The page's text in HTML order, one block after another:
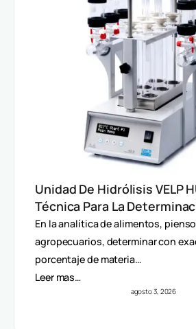
Unidad De Hidrólisis VELP
Técnica Para La
Total En Alimentos
En la analítica de alimentos,
agropecuarios, determinar con
porcentaje de materia…
Leer mas…
agosto 3, 2026